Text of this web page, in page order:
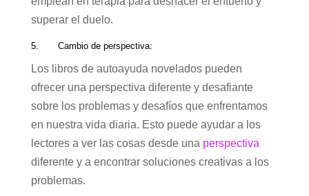
superar el duelo.
5. Cambio de perspectiva:
Los libros de autoayuda novelados pueden
ofrecer una perspectiva diferente y desafiante
sobre los problemas y desafíos que enfrentamos
en nuestra vida diaria. Esto puede ayudar a los
lectores a ver las cosas desde una perspectiva
diferente y a encontrar soluciones creativas a los
problemas.